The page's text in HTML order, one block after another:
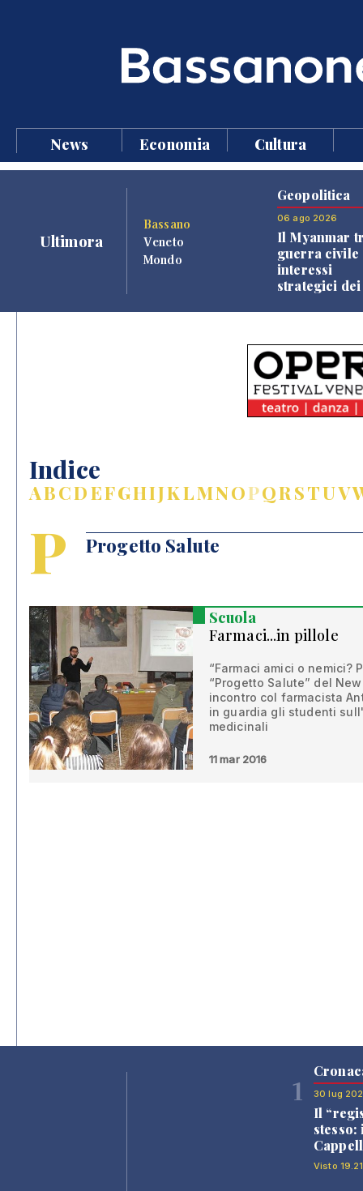
News Economia Cultura
Ultimora
Bassano
Veneto
Mondo
Geopolitica
06 ago 2026
Il Myanmar
guerra civile
interessi
strategici dei
Indice
ABCDEFGHIJKLMNOPQRSTUV
P Progetto Salute
Scuola
Farmaci...in pillole
“Farmaci amici o nemici?
“Progetto Salute” del
incontro col farmacista
in guardia gli studenti
medicinali
11 mar 2016
1 30 lug
Il
stesso:
Visto